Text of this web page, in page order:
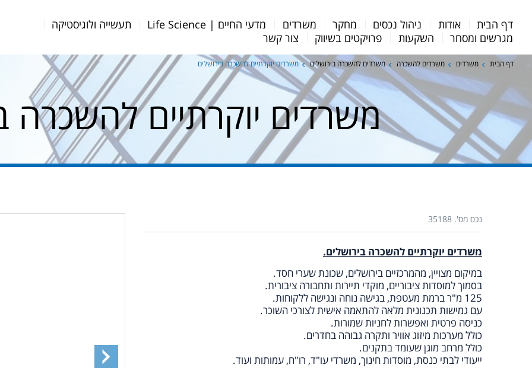
Menu
Bar
דף הבית אודות ניהול נכסים מחקר משרדים מדעי החיים | Life Science
תעשייה ולוגיסטיקה
מגרשים ומסחר
השקעות פרויקטים בשיווק צור קשר
דף הבית משרדים משרדים להשכרה משרדים להשכרה בירושלים משרדים יוקרתיים להשכרה בירושלים
משרדים יוקרתיים להשכרה
נכס מס'. 35188
משרדים יוקרתיים להשכרה בירושלים.
במיקום מצויין, מהמרכזיים בירושלים, שכונת שערי חסד.
בסמוך למוסדות ציבוריים, מוקדי תיירות ותחבורה ציבורית.
125 מ"ר ברמת מעטפת, בגישה נוחה ונגישה ללקוחות.
עם גמישות תכנונית מלאה להתאמה אישית לצורכי השוכר.
כניסה פרטית ואפשרות לחניות שמורות.
כולל מערכות מיזוג אוויר ותקרה גבוהה בחדרים.
כולל מרחב מוגן שעומד בתקנים.
ייעודי לבתי כנסת, מוסדות חינוך, משרדי עו"ד, רו"ח, עמותות ועוד.